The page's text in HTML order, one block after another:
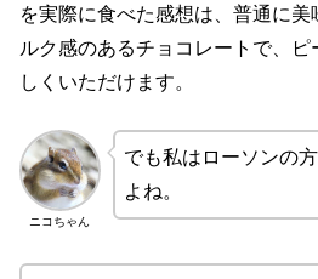
を実際に食べた感想は、普通に美
ルク感のあるチョコレートで、
しくいただけます。
ニコちゃん
でも私はローソンの
よね。